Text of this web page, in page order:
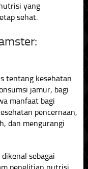
yang
sehat.
tentang kesehatan
jamur, bagi
manfaat bagi
pencernaan,
dan mengurangi
sebagai